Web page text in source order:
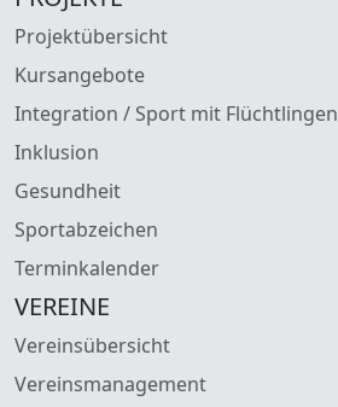
Projektübersicht
Kursangebote
Integration / Sport mit Flüchtlingen
Inklusion
Gesundheit
Sportabzeichen
Terminkalender
VEREINE
Vereinsübersicht
Vereinsmanagement